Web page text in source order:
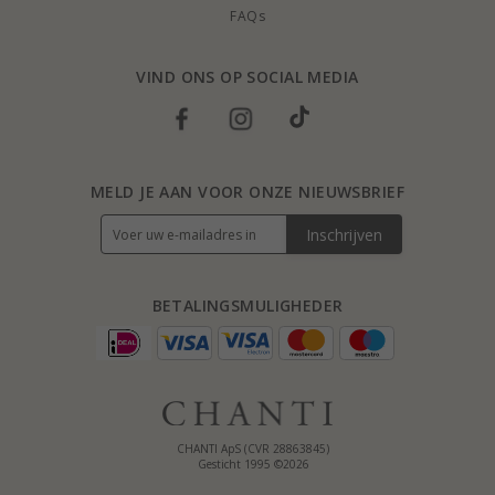
FAQs
VIND ONS OP SOCIAL MEDIA
CHANTI ApS (CVR 28863845)
Gesticht 1995 ©2026
BETALINGSMULIGHEDER
MELD JE AAN VOOR ONZE NIEUWSBRIEF
Inschrijven